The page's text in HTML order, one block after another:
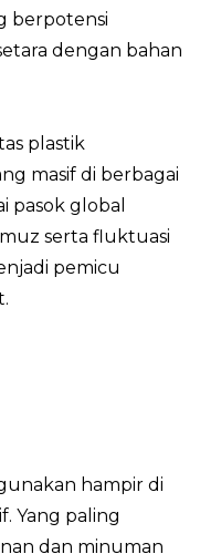
berpotensi
dengan bahan
plastik
masif di berbagai
pasok global
serta fluktuasi
pemicu
hampir di
Yang paling
dan minuman